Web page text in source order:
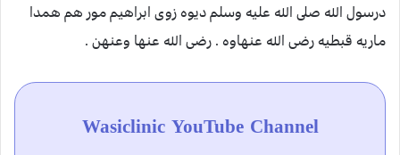
درسول الله صلى الله عليه وسلم ديوه زوی ابراهيم مور هم همدا
ماريه قبطيه رضى الله عنهاوه . رضى الله عنها وعنهن .
Wasiclinic YouTube Channel